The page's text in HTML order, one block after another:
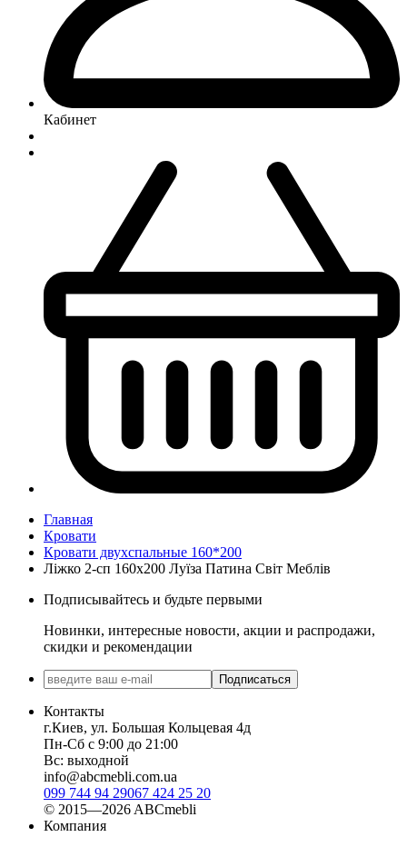
Кабинет
Главная
Кровати
Кровати двухспальные 160*200
Ліжко 2-сп 160х200 Луїза Патина Світ Меблів
Подписывайтесь и будьте первыми
Новинки, интересные новости, акции и распродажи,
скидки и рекомендации
Подписаться
Контакты
г.Киев, ул. Большая Кольцевая 4д
Пн-Сб с 9:00 до 21:00
Вс: выходной
info@abcmebli.com.ua
099 744 94 29067 424 25 20
© 2015—2026 ABCmebli
Компания